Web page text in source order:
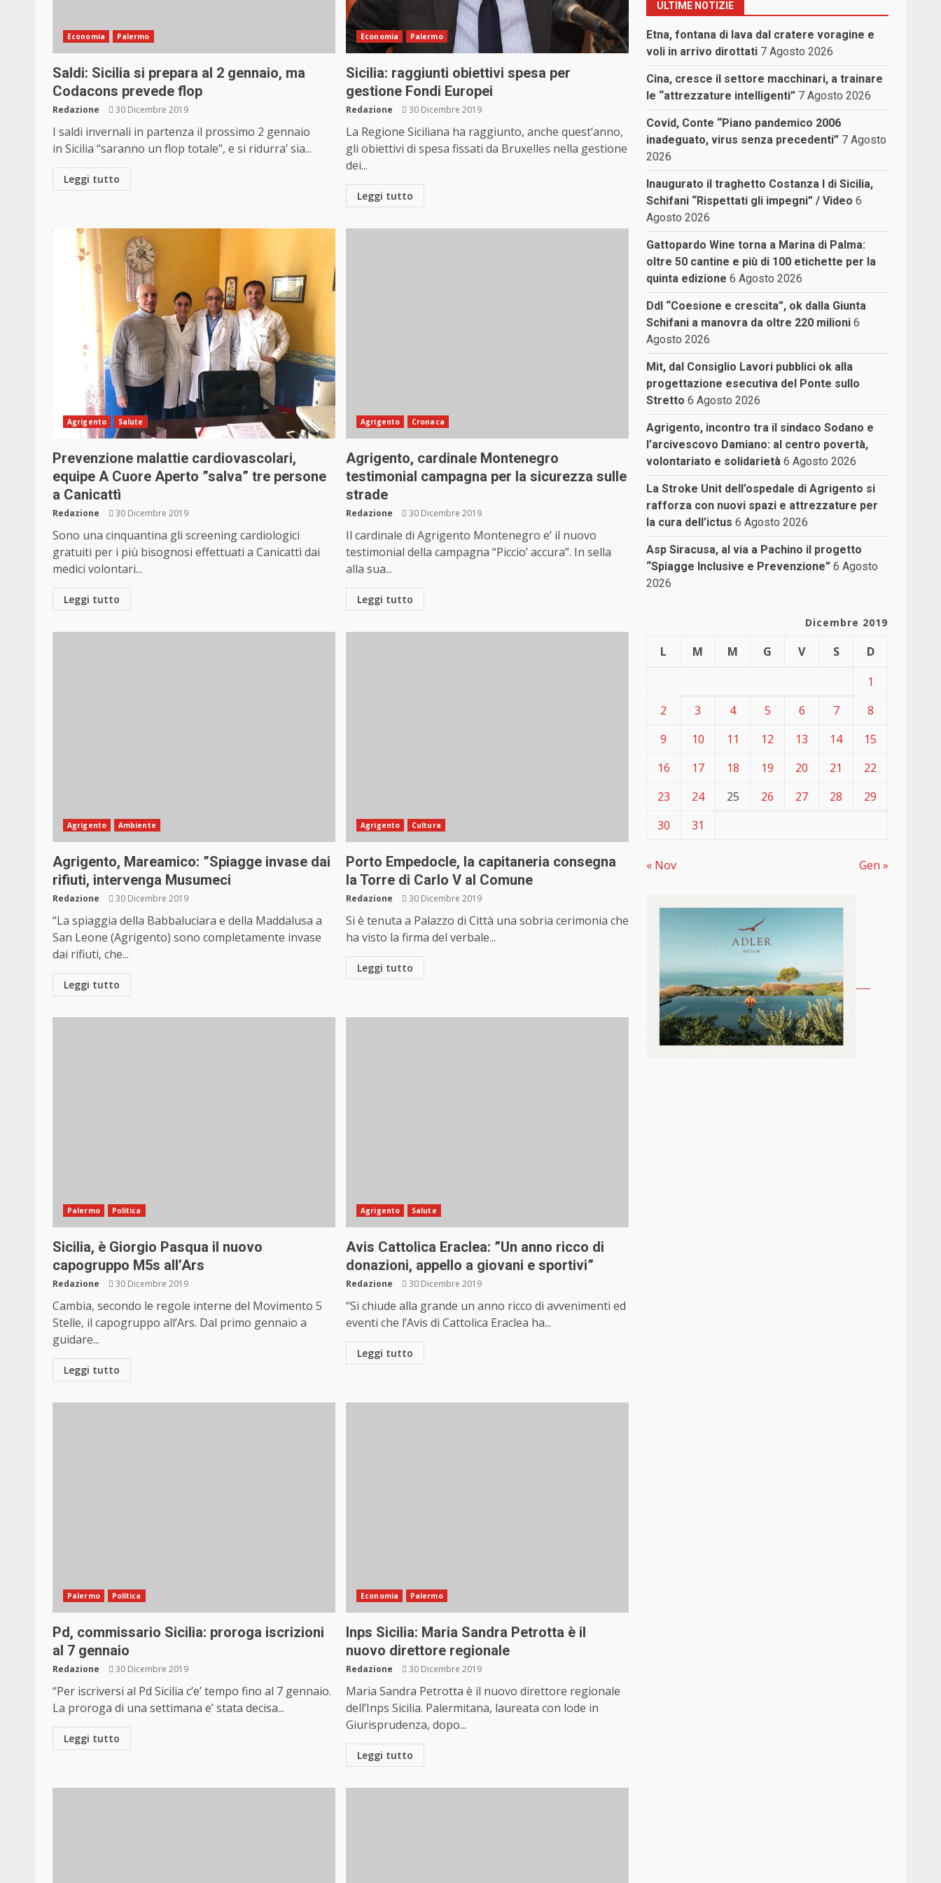
Economia Palermo
Saldi: Sicilia si prepara al 2 gennaio, ma
Codacons prevede flop
Redazione 30 Dicembre 2019
I saldi invernali in partenza il prossimo 2 gennaio
in Sicilia “saranno un flop totale”, e si ridurra’ sia...
Leggi tutto
Economia Palermo
Sicilia: raggiunti obiettivi spesa per
gestione Fondi Europei
Redazione 30 Dicembre 2019
La Regione Siciliana ha raggiunto, anche quest’anno,
gli obiettivi di spesa fissati da Bruxelles nella gestione
dei...
Leggi tutto
Agrigento Salute
Prevenzione malattie cardiovascolari,
equipe A Cuore Aperto ”salva” tre persone
a Canicattì
Redazione 30 Dicembre 2019
Sono una cinquantina gli screening cardiologici
gratuiti per i più bisognosi effettuati a Canicattì dai
medici volontari...
Leggi tutto
Agrigento Cronaca
Agrigento, cardinale Montenegro
testimonial campagna per la sicurezza sulle
strade
Redazione 30 Dicembre 2019
Il cardinale di Agrigento Montenegro e’ il nuovo
testimonial della campagna “Piccio’ accura”. In sella
alla sua...
Leggi tutto
Agrigento Ambiente
Agrigento, Mareamico: ”Spiagge invase dai
rifiuti, intervenga Musumeci
Redazione 30 Dicembre 2019
“La spiaggia della Babbaluciara e della Maddalusa a
San Leone (Agrigento) sono completamente invase
dai rifiuti, che...
Leggi tutto
Agrigento Cultura
Porto Empedocle, la capitaneria consegna
la Torre di Carlo V al Comune
Redazione 30 Dicembre 2019
Si è tenuta a Palazzo di Città una sobria cerimonia che
ha visto la firma del verbale...
Leggi tutto
Palermo Politica
Sicilia, è Giorgio Pasqua il nuovo
capogruppo M5s all’Ars
Redazione 30 Dicembre 2019
Cambia, secondo le regole interne del Movimento 5
Stelle, il capogruppo all’Ars. Dal primo gennaio a
guidare...
Leggi tutto
Agrigento Salute
Avis Cattolica Eraclea: ”Un anno ricco di
donazioni, appello a giovani e sportivi”
Redazione 30 Dicembre 2019
“Si chiude alla grande un anno ricco di avvenimenti ed
eventi che l’Avis di Cattolica Eraclea ha...
Leggi tutto
Palermo Politica
Pd, commissario Sicilia: proroga iscrizioni
al 7 gennaio
Redazione 30 Dicembre 2019
“Per iscriversi al Pd Sicilia c’e’ tempo fino al 7 gennaio.
La proroga di una settimana e’ stata decisa...
Leggi tutto
Economia Palermo
Inps Sicilia: Maria Sandra Petrotta è il
nuovo direttore regionale
Redazione 30 Dicembre 2019
Maria Sandra Petrotta è il nuovo direttore regionale
dell’Inps Sicilia. Palermitana, laureata con lode in
Giurisprudenza, dopo...
Leggi tutto
ULTIME NOTIZIE
Etna, fontana di lava dal cratere voragine e
voli in arrivo dirottati 7 Agosto 2026
Cina, cresce il settore macchinari, a trainare
le “attrezzature intelligenti” 7 Agosto 2026
Covid, Conte “Piano pandemico 2006
inadeguato, virus senza precedenti” 7 Agosto
2026
Inaugurato il traghetto Costanza I di Sicilia,
Schifani “Rispettati gli impegni” / Video 6
Agosto 2026
Gattopardo Wine torna a Marina di Palma:
oltre 50 cantine e più di 100 etichette per la
quinta edizione 6 Agosto 2026
Ddl “Coesione e crescita”, ok dalla Giunta
Schifani a manovra da oltre 220 milioni 6
Agosto 2026
Mit, dal Consiglio Lavori pubblici ok alla
progettazione esecutiva del Ponte sullo
Stretto 6 Agosto 2026
Agrigento, incontro tra il sindaco Sodano e
l’arcivescovo Damiano: al centro povertà,
volontariato e solidarietà 6 Agosto 2026
La Stroke Unit dell’ospedale di Agrigento si
rafforza con nuovi spazi e attrezzature per
la cura dell’ictus 6 Agosto 2026
Asp Siracusa, al via a Pachino il progetto
“Spiagge Inclusive e Prevenzione” 6 Agosto
2026
Dicembre 2019
L M M G V S
D
1
2
3 4 5 6 7
8
9
10 11 12 13 14
15
16
17 18 19 20 21
22
23
24 25 26 27 28
29
30
31
« Nov Gen »